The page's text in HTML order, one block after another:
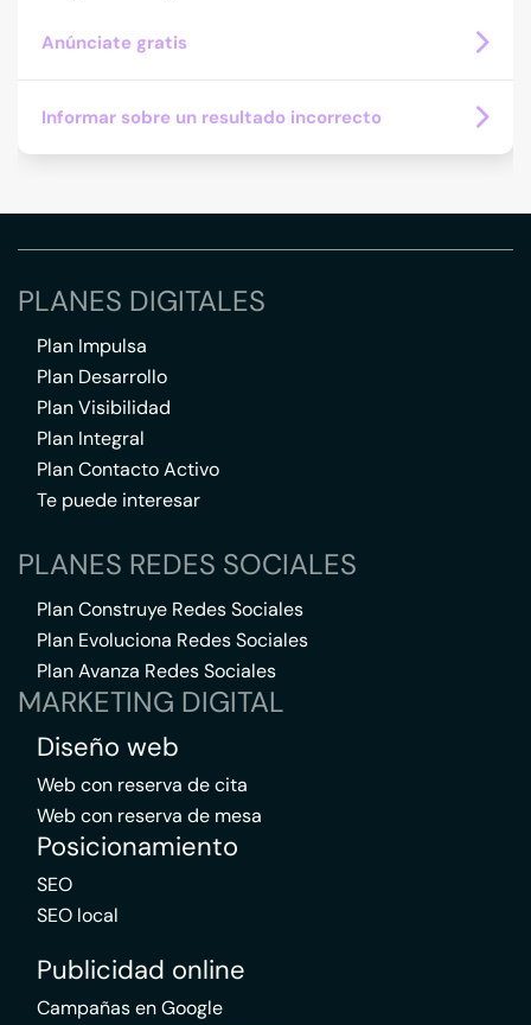
Anúnciate gratis
Informar sobre un resultado incorrecto
PLANES DIGITALES
Plan Impulsa
Plan Desarrollo
Plan Visibilidad
Plan Integral
Plan Contacto Activo
Te puede interesar
PLANES REDES SOCIALES
Plan Construye Redes Sociales
Plan Evoluciona Redes Sociales
Plan Avanza Redes Sociales
MARKETING DIGITAL
Diseño web
Web con reserva de cita
Web con reserva de mesa
Posicionamiento
SEO
SEO local
Publicidad online
Campañas en Google